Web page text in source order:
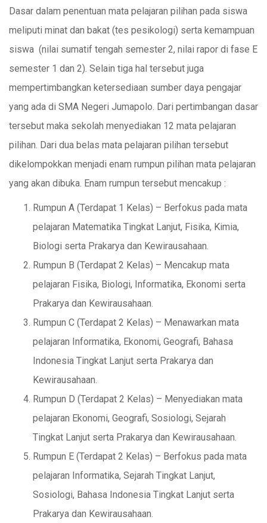
Dasar dalam penentuan mata pelajaran pilihan pada siswa
meliputi minat dan bakat (tes pesikologi) serta kemampuan
siswa (nilai sumatif tengah semester 2, nilai rapor di fase E
semester 1 dan 2). Selain tiga hal tersebut juga
mempertimbangkan ketersediaan sumber daya pengajar
yang ada di SMA Negeri Jumapolo. Dari pertimbangan dasar
tersebut maka sekolah menyediakan 12 mata pelajaran
pilihan. Dari dua belas mata pelajaran pilihan tersebut
dikelompokkan menjadi enam rumpun pilihan mata pelajaran
yang akan dibuka. Enam rumpun tersebut mencakup :
Rumpun A (Terdapat 1 Kelas) – Berfokus pada mata
pelajaran Matematika Tingkat Lanjut, Fisika, Kimia,
Biologi serta Prakarya dan Kewirausahaan.
Rumpun B (Terdapat 2 Kelas) – Mencakup mata
pelajaran Fisika, Biologi, Informatika, Ekonomi serta
Prakarya dan Kewirausahaan.
Rumpun C (Terdapat 2 Kelas) – Menawarkan mata
pelajaran Informatika, Ekonomi, Geografi, Bahasa
Indonesia Tingkat Lanjut serta Prakarya dan
Kewirausahaan.
Rumpun D (Terdapat 2 Kelas) – Menyediakan mata
pelajaran Ekonomi, Geografi, Sosiologi, Sejarah
Tingkat Lanjut serta Prakarya dan Kewirausahaan.
Rumpun E (Terdapat 2 Kelas) – Berfokus pada mata
pelajaran Informatika, Sejarah Tingkat Lanjut,
Sosiologi, Bahasa Indonesia Tingkat Lanjut serta
Prakarya dan Kewirausahaan.